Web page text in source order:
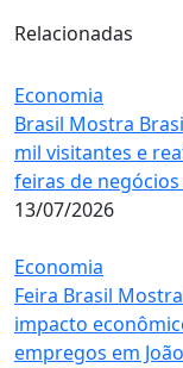
Relacionadas
Economia
Brasil Mostra
mil visitantes e
feiras de
13/07/2026
Economia
Feira Brasil
impacto
empregos em